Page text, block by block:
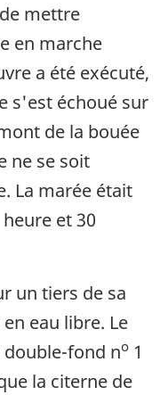
mettre
en marche
a été exécuté,
s'est échoué sur
de la bouée
ne se soit
La marée était
et 30
un tiers de sa
eau libre. Le
double-fond no 1
la citerne de